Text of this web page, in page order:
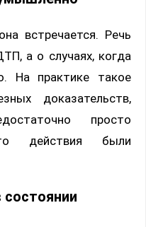
встречается. Речь
а о случаях, когда
На практике такое
доказательств,
просто
действия были
состоянии